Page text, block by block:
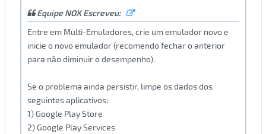
Equipe NOX Escreveu:
Entre em Multi-Emuladores, crie um emulador novo e
inicie o novo emulador (recomendo fechar o anterior
para não diminuir o desempenho).
Se o problema ainda persistir, limpe os dados dos
seguintes aplicativos:
1) Google Play Store
2) Google Play Services